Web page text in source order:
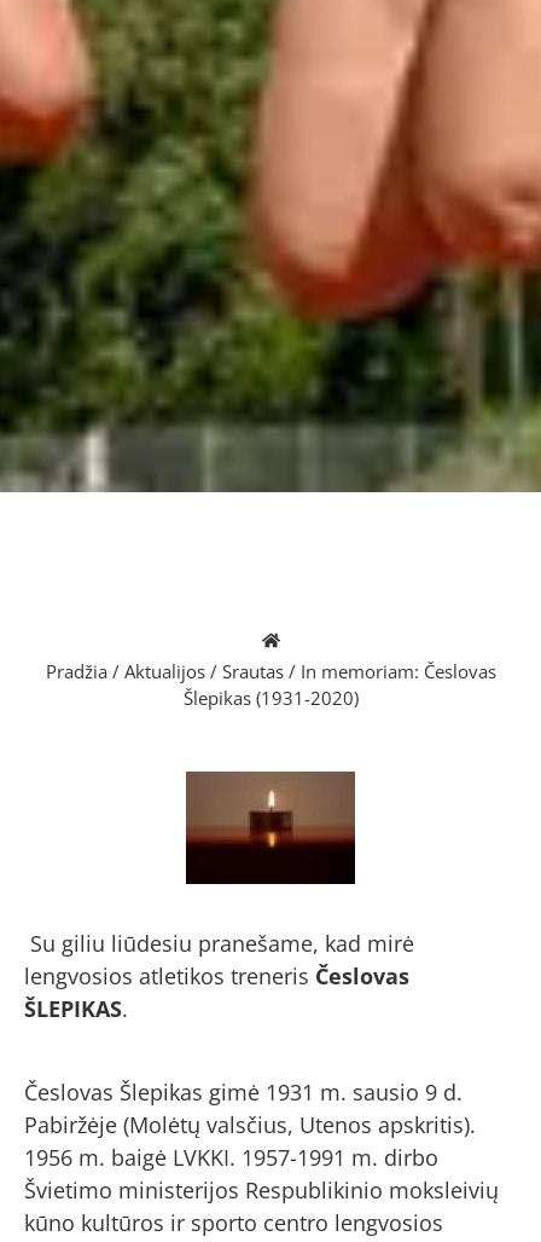
Pradžia / Aktualijos/ Srautas/ In memoriam: Česlovas
Šlepikas (1931-2020)
Su giliu liūdesiu pranešame, kad mirė
lengvosios atletikos treneris Česlovas
ŠLEPIKAS.
Česlovas Šlepikas gimė 1931 m. sausio 9 d.
Pabiržėje (Molėtų valsčius, Utenos apskritis).
1956 m. baigė LVKKI. 1957-1991 m. dirbo
Švietimo ministerijos Respublikinio moksleivių
kūno kultūros ir sporto centro lengvosios